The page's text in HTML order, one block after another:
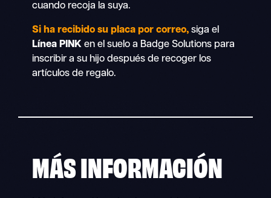
cuando recoja la suya.
Si ha recibido su placa por correo,siga el
Línea PINKen el suelo a Badge Solutions para
inscribir a su hijo después de recoger los
artículos de regalo.
MÁS INFORMACIÓN